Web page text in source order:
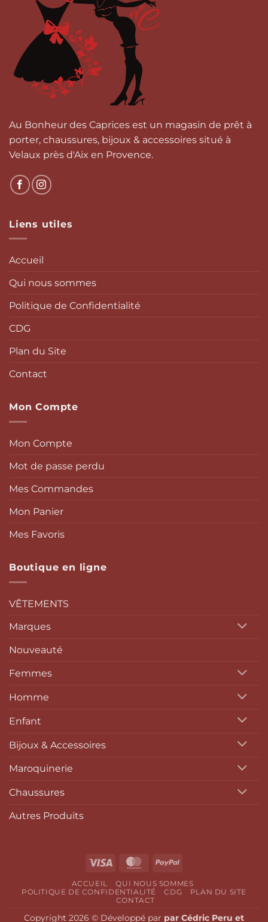
Au Bonheur des Caprices est un magasin de prêt à
porter, chaussures, bijoux & accessoires situé à
Velaux près d'Aix en Provence.
Liens utiles
Accueil
Qui nous sommes
Politique de Confidentialité
CDG
Plan du Site
Contact
Mon Compte
Mon Compte
Mot de passe perdu
Mes Commandes
Mon Panier
Mes Favoris
Boutique en ligne
VÊTEMENTS
Marques
Nouveauté
Femmes
Homme
Enfant
Bijoux & Accessoires
Maroquinerie
Chaussures
Autres Produits
Visa MasterCardPayPal
ACCUEIL
QUI NOUS SOMMES
POLITIQUE DE CONFIDENTIALITÉ
CDG
PLAN DU SITE
CONTACT
Copyright 2026 © Développé par par Cédric Peru et